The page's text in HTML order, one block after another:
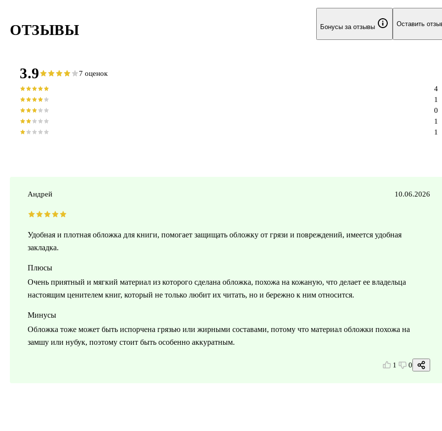
ОТЗЫВЫ Бонусы за отзывы Оставить
3.9 7 оценок
1
1
0
1
4
Андрей 10.06.2026
Удобная и плотная обложка для книги, помогает защищать обложку от грязи и повреждений, имеется удобная
закладка.
Плюсы
Очень приятный и мягкий материал из которого сделана обложка, похожа на кожаную, что делает ее владельца
настоящим ценителем книг, который не только любит их читать, но и бережно к ним относится.
Минусы
Обложка тоже может быть испорчена грязью или жирными составами, потому что материал обложки похожа на
замшу или нубук, поэтому стоит быть особенно аккуратным.
1 0